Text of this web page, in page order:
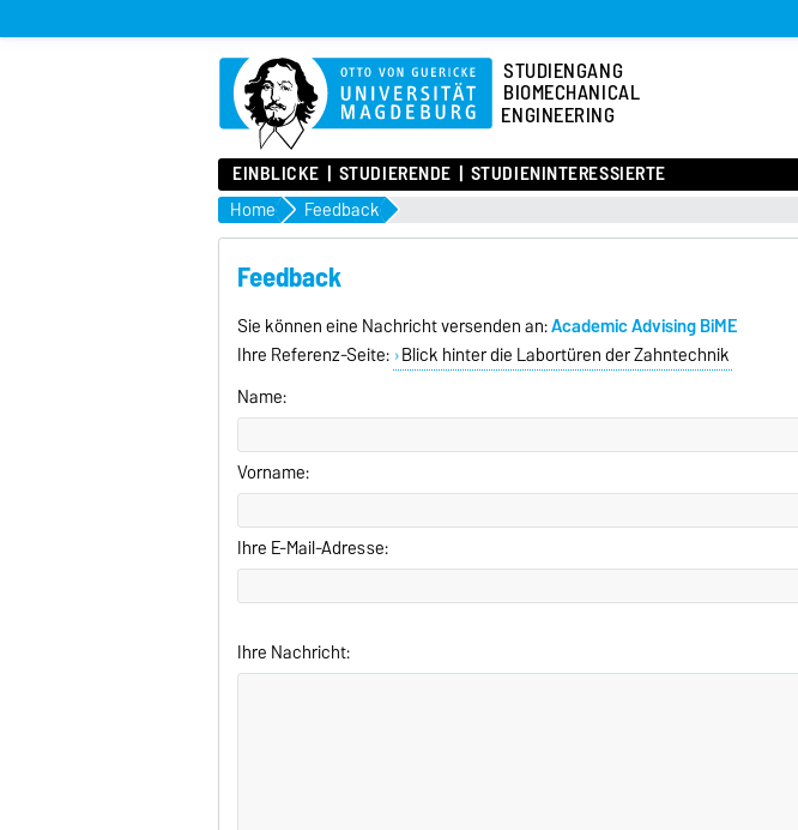
STUDIENGANG
BIOMECHANICAL
ENGINEERING
EINBLICKE STUDIERENDE STUDIENINTERESSIERTE
Home Feedback
Feedback
Sie können eine Nachricht versenden an:Academic Advising BiME
Ihre Referenz-Seite: Blick hinter die Labortüren der Zahntechnik
Name:
Vorname:
Ihre E-Mail-Adresse:
Ihre Nachricht: